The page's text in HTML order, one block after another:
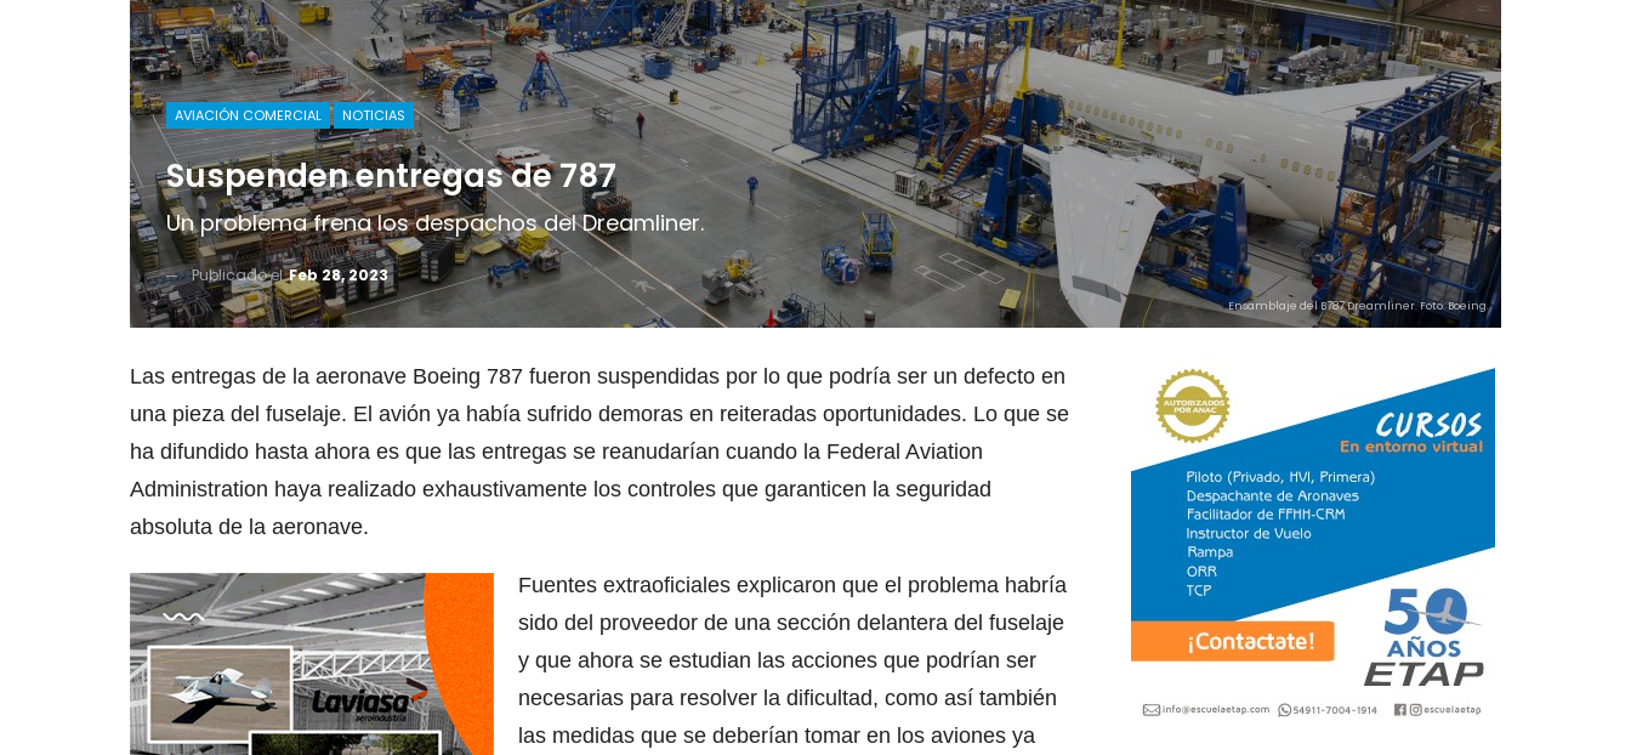
AVIACIÓN COMERCIAL NOTICIAS
Suspenden entregas de 787
Un problema frena los despachos del Dreamliner.
Publicado elFeb 28, 2023
Ensamblaje del B787 Dreamliner. Foto: Boeing.
Las entregas de la aeronave Boeing 787 fueron suspendidas por lo que podría ser un defecto en
una pieza del fuselaje. El avión ya había sufrido demoras en reiteradas oportunidades. Lo que se
ha difundido hasta ahora es que las entregas se reanudarían cuando la Federal Aviation
Administration haya realizado exhaustivamente los controles que garanticen la seguridad
absoluta de la aeronave.
Fuentes extraoficiales explicaron que el problema habría
sido del proveedor de una sección delantera del fuselaje
y que ahora se estudian las acciones que podrían ser
necesarias para resolver la dificultad, como así también
las medidas que se deberían tomar en los aviones ya